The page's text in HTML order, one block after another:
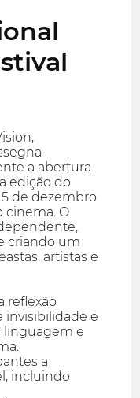
a abertura
edição do
de dezembro
cinema. O
criando um
artistas e
reflexão
invisibilidade e
linguagem e
a
incluindo